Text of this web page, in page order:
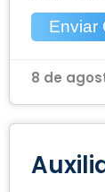
Enviar
8 de